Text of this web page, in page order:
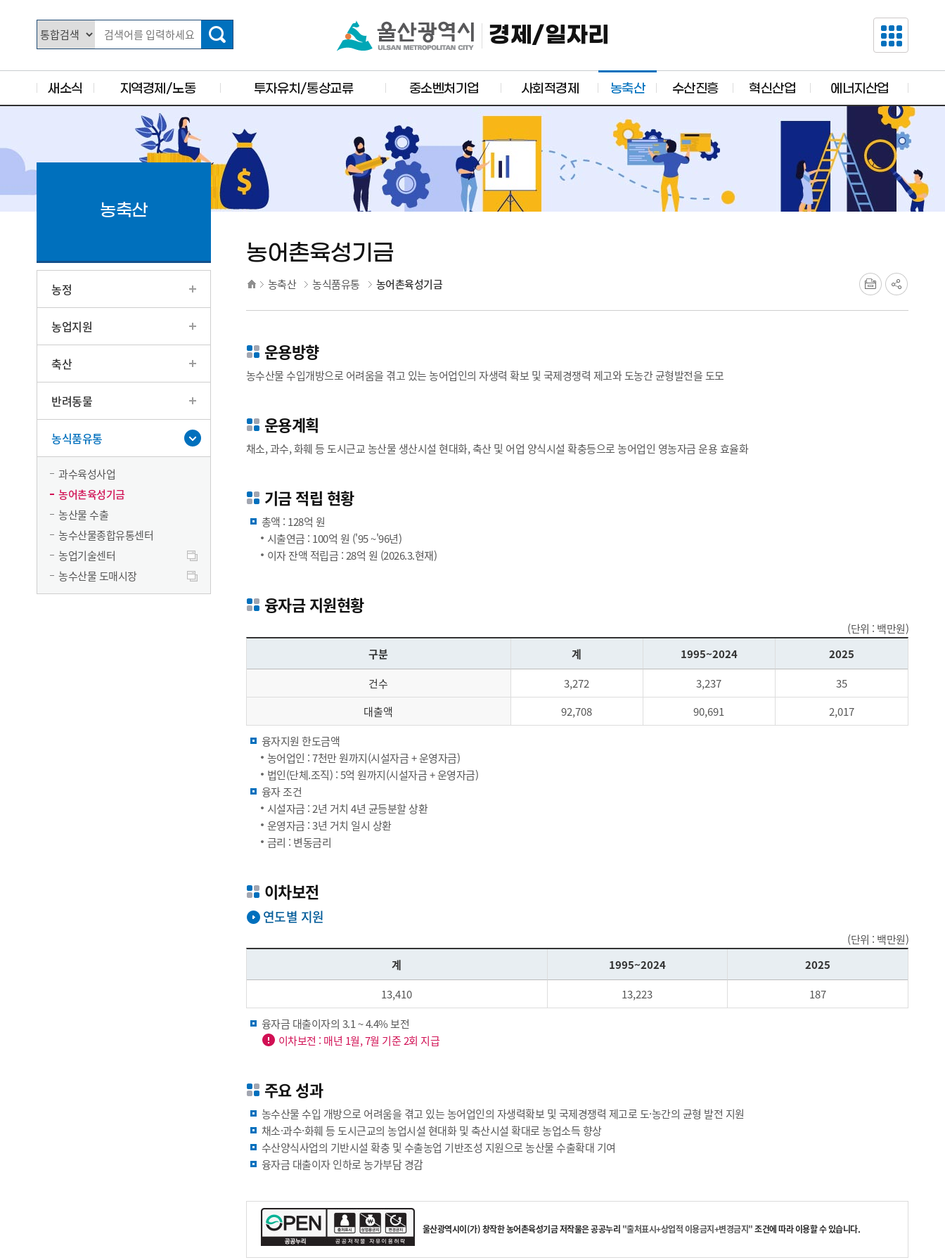
경제/일자리
새소식 지역경제/노동 투자유치/통상교류 중소벤처기업 사회적경제 농축산 수산진흥 혁신산업 에너지산업
농축산
농정
농업지원
축산
반려동물
농식품유통
과수육성사업
농어촌육성기금
농산물 수출
농수산물종합유통센터
농업기술센터
농수산물 도매시장
농어촌육성기금
농축산 농식품유통 농어촌육성기금
운용방향
농수산물 수입개방으로 어려움을 겪고 있는 농어업인의 자생력 확보 및 국제경쟁력 제고와 도농간 균형발전을 도모
운용계획
채소, 과수, 화훼 등 도시근교 농산물 생산시설 현대화, 축산 및 어업 양식시설 확충등으로 농어업인 영농자금 운용 효율화
기금 적립 현황
총액 : 128억 원
시출연금 : 100억 원 ('95 ~'96년)
이자 잔액 적립금 : 28억 원 (2026.3.현재)
융자금 지원현황
(단위 : 백만원)
구분
계 1995~2024
2025
건수
3,272 3,237
35
대출액
92,708 90,691
2,017
융자지원 한도금액
농어업인 : 7천만 원까지(시설자금 + 운영자금)
법인(단체.조직) : 5억 원까지(시설자금 + 운영자금)
융자 조건
시설자금 : 2년 거치 4년 균등분할 상환
운영자금 : 3년 거치 일시 상환
금리 : 변동금리
이차보전
연도별 지원
(단위 : 백만원)
계
1995~2024
2025
13,410
13,223
187
융자금 대출이자의 3.1 ~ 4.4% 보전
이차보전 : 매년 1월, 7월 기준 2회 지급
주요 성과
농수산물 수입 개방으로 어려움을 겪고 있는 농어업인의 자생력확보 및 국제경쟁력 제고로 도·농간의 균형 발전 지원
채소·과수·화훼 등 도시근교의 농업시설 현대화 및 축산시설 확대로 농업소득 향상
수산양식사업의 기반시설 확충 및 수출농업 기반조성 지원으로 농산물 수출확대 기여
융자금 대출이자 인하로 농가부담 경감
울산광역시이(가) 창작한농어촌육성기금저작물은 공공누리 "출처표시+상업적 이용금지+변경금지"조건에 따라 이용할 수 있습니다.